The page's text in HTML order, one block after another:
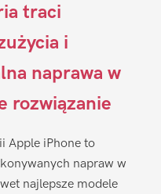
traci
i
naprawa w
rozwiązanie
Apple iPhone to
napraw w
najlepsze modele